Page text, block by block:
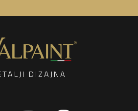
DIZAJNA